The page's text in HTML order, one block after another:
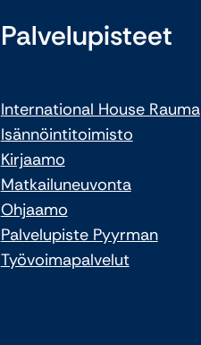
Palvelupisteet
International House Rauma
Isännöintitoimisto
Kirjaamo
Matkailuneuvonta
Ohjaamo
Palvelupiste Pyyrman
Työvoimapalvelut